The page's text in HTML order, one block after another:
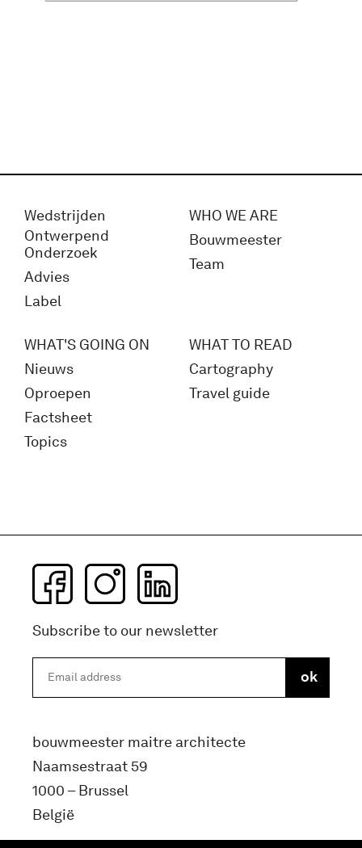
Wedstrijden
Ontwerpend
Onderzoek
Advies
Label
WHO WE ARE
Bouwmeester
Team
WHAT'S GOING ON
Nieuws
Oproepen
Factsheet
Topics
WHAT TO READ
Cartography
Travel guide
Subscribe to our newsletter
bouwmeester maitre architecte
Naamsestraat 59
1000 – Brussel
België